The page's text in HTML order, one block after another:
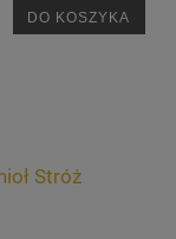
DO KOSZYKA
Stróż